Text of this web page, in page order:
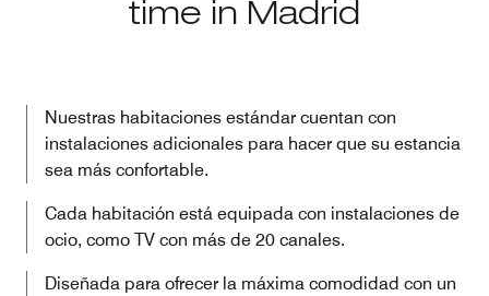
time in Madrid
Nuestras habitaciones estándar cuentan con
instalaciones adicionales para hacer que su estancia
sea más confortable.
Cada habitación está equipada con instalaciones de
ocio, como TV con más de 20 canales.
Diseñada para ofrecer la máxima comodidad con un